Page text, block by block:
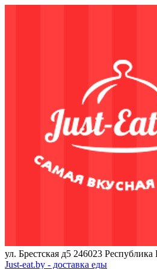
ул. Брестская д5 246023 Республика
Just-eat.by - доставка еды